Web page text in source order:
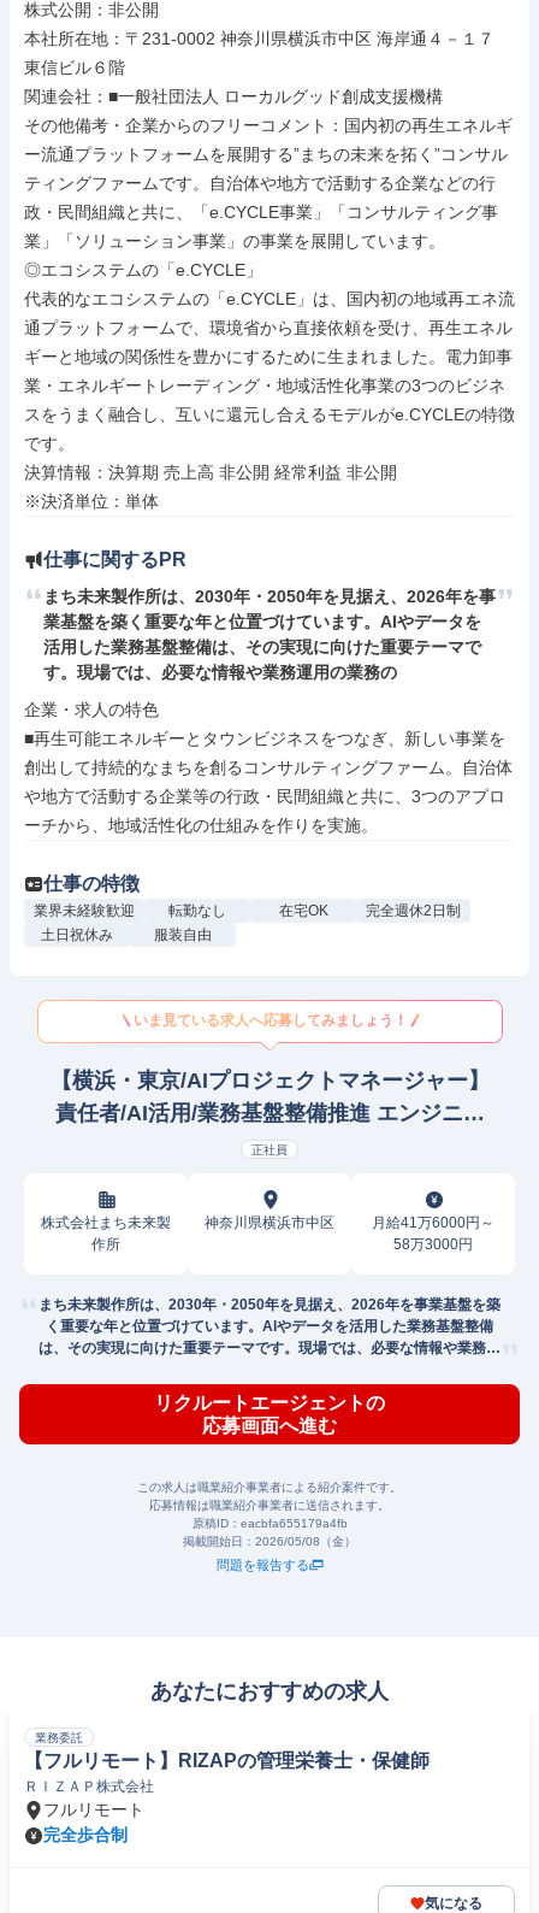
株式公開：非公開
本社所在地：〒231-0002 神奈川県横浜市中区 海岸通４－１７
東信ビル６階
関連会社：■一般社団法人 ローカルグッド創成支援機構
その他備考・企業からのフリーコメント：国内初の再生エネルギ
ー流通プラットフォームを展開する”まちの未来を拓く”コンサル
ティングファームです。自治体や地方で活動する企業などの行
政・民間組織と共に、「e.CYCLE事業」「コンサルティング事
業」「ソリューション事業」の事業を展開しています。
◎エコシステムの「e.CYCLE」
代表的なエコシステムの「e.CYCLE」は、国内初の地域再エネ流
通プラットフォームで、環境省から直接依頼を受け、再生エネル
ギーと地域の関係性を豊かにするために生まれました。電力卸事
業・エネルギートレーディング・地域活性化事業の3つのビジネ
スをうまく融合し、互いに還元し合えるモデルがe.CYCLEの特徴
です。
決算情報：決算期 売上高 非公開 経常利益 非公開
※決済単位：単体
仕事に関するPR
まち未来製作所は、2030年・2050年を見据え、2026年を事
業基盤を築く重要な年と位置づけています。AIやデータを
活用した業務基盤整備は、その実現に向けた重要テーマで
す。現場では、必要な情報や業務運用の業務の
企業・求人の特色
■再生可能エネルギーとタウンビジネスをつなぎ、新しい事業を
創出して持続的なまちを創るコンサルティングファーム。自治体
や地方で活動する企業等の行政・民間組織と共に、3つのアプロ
ーチから、地域活性化の仕組みを作りを実施。
仕事の特徴
業界未経験歓迎 転勤なし 在宅OK
完全週休2日制
土日祝休み
服装自由
いま見ている求人へ応募してみましょう！
【横浜・東京/AIプロジェクトマネージャー】
責任者/AI活用/業務基盤整備推進 エンジニア
リングマネージャー/VP
正社員
株式会社まち未来製
作所
神奈川県横浜市中区
月給41万6000円～
58万3000円
まち未来製作所は、2030年・2050年を見据え、2026年を事業基盤を築
く重要な年と位置づけています。AIやデータを活用した業務基盤整備
は、その実現に向けた重要テーマです。現場では、必要な情報や業務運
リクルートエージェントの
応募画面へ進む
この求人は職業紹介事業者による紹介案件です。
応募情報は職業紹介事業者に送信されます。
原稿ID： eacbfa655179a4fb
掲載開始日： 2026/05/08（金）
問題を報告する
あなたにおすすめの求人
業務委託
【フルリモート】RIZAPの管理栄養士・保健師
ＲＩＺＡＰ株式会社
フルリモート
完全歩合制
気になる